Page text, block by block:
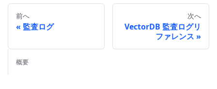
前へ
監査ログ
次へ
VectorDB 監査ログリ
ファレンス
概要